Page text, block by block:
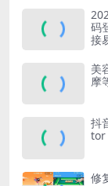
码
接
美容
摩
抖
tor
修